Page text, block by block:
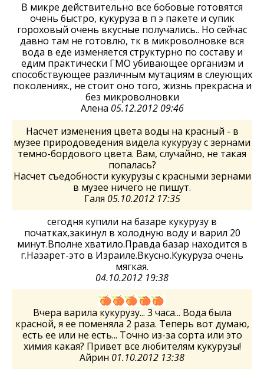
В микре действительно все бобовые готовятся
очень быстро, кукуруза в п э пакете и супик
гороховый очень вкусные получались.. Но сейчас
давно там не готовлю, тк в микроволновке вся
вода в еде изменяется структурно по составу и
едим практически ГМО убивающее организм и
способствующее различным мутациям в слеующих
поколениях., не стоит оно того, жизнь прекрасна и
без микроволновки
Алена 05.12.2012 09:46
Насчет изменения цвета воды на красный - в
музее природоведения видела кукурузу с зернами
темно-бордового цвета. Вам, случайно, не такая
попалась?
Насчет съедобности кукурузы с красными зернами
в музее ничего не пишут.
Галя 05.10.2012 17:35
сегодня купили на базаре кукурузу в
початках,закинул в холодную воду и варил 20
минут.Вполне хватило.Правда базар находится в
г.Назарет-это в Израиле.Вкусно.Кукуруза очень
мягкая.
04.10.2012 19:38
Вчера варила кукурузу... 3 часа... Вода была
красной, я ее поменяла 2 раза. Теперь вот думаю,
есть ее или не есть... Точно из-за сорта или это
химия какая? Привет все любителям кукурузы!
Айрин 01.10.2012 13:38